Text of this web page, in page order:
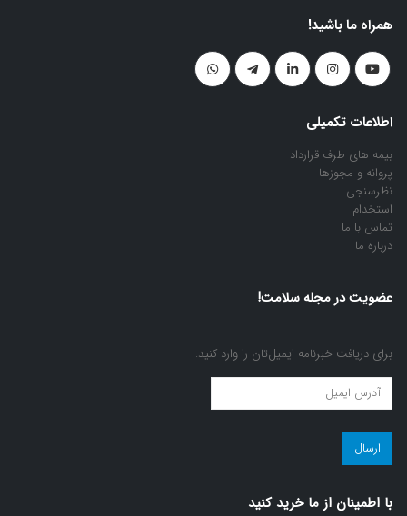
همراه ما باشید!
اطلاعات تکمیلی
بیمه های طرف قرارداد
پروانه و مجوزها
نظرسنجی
استخدام
تماس با ما
درباره ما
عضویت در مجله سلامت!
برای دریافت خبرنامه ایمیل‌تان را وارد کنید.
عضویت
در
مجله
سلامت!
با اطمينان از ما خريد كنيد